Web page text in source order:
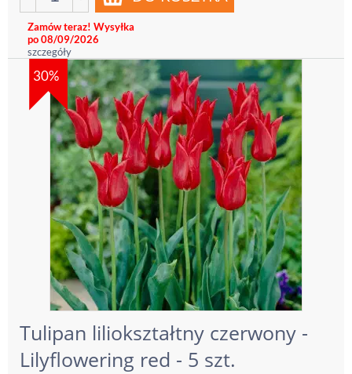
Zamów teraz! Wysyłka
po 08/09/2026
szczegóły
30%
Tulipan liliokształtny czerwony -
Lilyflowering red - 5 szt.